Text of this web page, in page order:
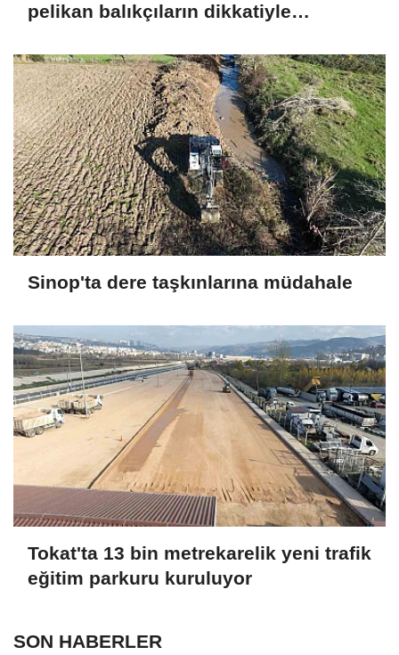
pelikan balıkçıların dikkatiyle
Sinop'ta dere taşkınlarına müdahale
Tokat'ta 13 bin metrekarelik yeni trafik
eğitim parkuru kuruluyor
SON HABERLER